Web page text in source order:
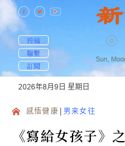
投稿
聯繫
訂閱
Sun,
2026年8月9日 星期日
感悟健康 男来女往
《寫給女孩子